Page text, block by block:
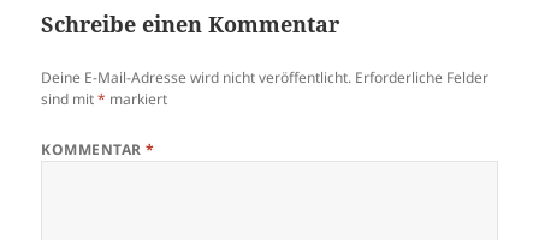
Schreibe einen Kommentar
Deine E-Mail-Adresse wird nicht veröffentlicht. Erforderliche Felder
sind mit* markiert
KOMMENTAR*